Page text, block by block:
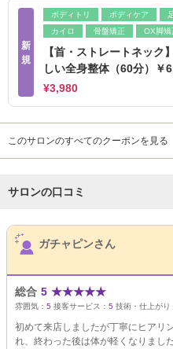
新
規
ボディトリ ボディケア
カイロ
骨盤矯正 OX脚矯
【首・ストレートネック
しい全身整体（60分）￥
¥3,980
このサロンのすべてのクーポンを見る
サロンの口コミ
サロンPick Up
ガチャピンさん
総合 5 ★★★★★
雰囲気： 5 接客サービス： 5 技術・仕上がり
初めて来店しましたが丁寧にヒアリ
れ、終わった後は体が軽くなりました